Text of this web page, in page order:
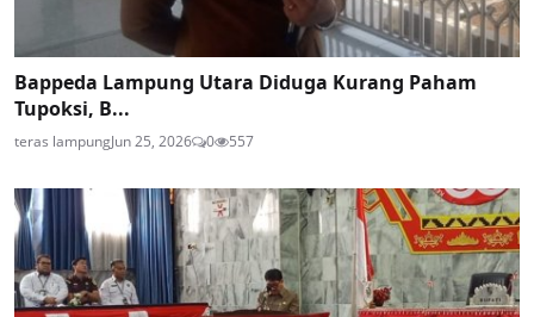
Bappeda Lampung Utara Diduga Kurang Paham
Tupoksi, B...
teras lampungJun 25, 2026 0 557